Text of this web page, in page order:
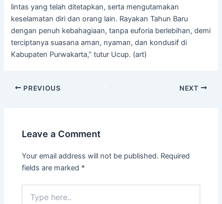
lintas yang telah ditetapkan, serta mengutamakan
keselamatan diri dan orang lain. Rayakan Tahun Baru
dengan penuh kebahagiaan, tanpa euforia berlebihan, demi
terciptanya suasana aman, nyaman, dan kondusif di
Kabupaten Purwakarta,” tutur Ucup. (art)
PREVIOUS NEXT
Leave a Comment
Your email address will not be published. Required
fields are marked *
here..